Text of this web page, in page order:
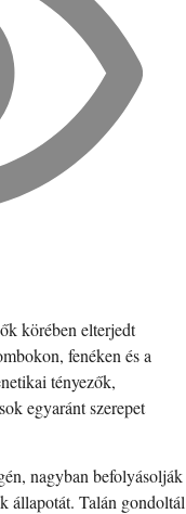
körében elterjedt
fenéken és a
tényezők,
egyaránt szerepet
nagyban befolyásolják
állapotát. Talán gondoltál